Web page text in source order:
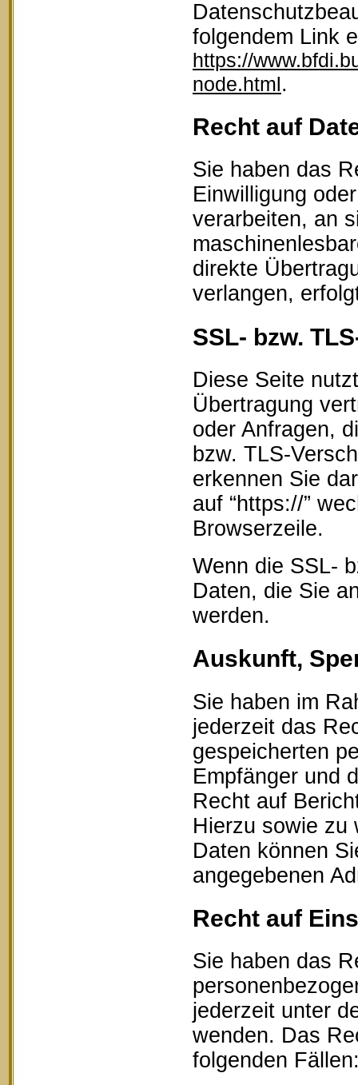
folgendem Link
https://
node.html.
Recht auf
Sie haben das
Einwilligung
verarbeiten, an
direkte
verlangen,
SSL- bzw.
Diese Seite
Übertragung
oder Anfragen,
bzw. TLS-
erkennen Sie
auf “https://”
Browserzeile.
Wenn die SSL-
Daten, die Sie
werden.
Auskunft,
Sie haben im
jederzeit das
gespeicherten
Empfänger und
Recht auf
Hierzu sowie zu
Daten können
angegebenen
Recht auf
Sie haben das
jederzeit unter
wenden. Das
folgenden